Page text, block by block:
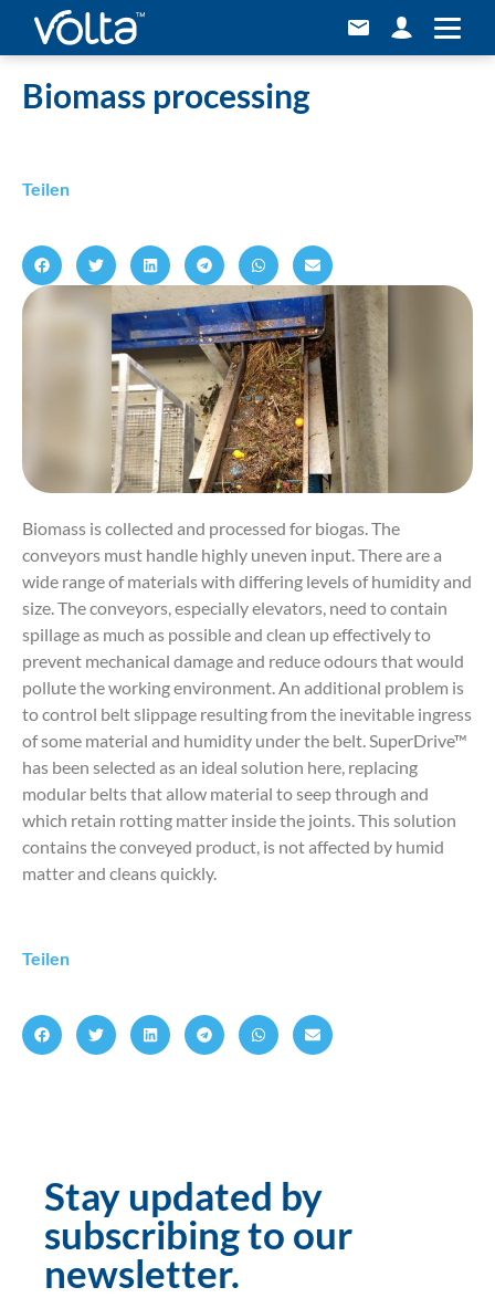
Home»Biomass processing
Biomass processing
Teilen
Biomass is collected and processed for biogas. The
conveyors must handle highly uneven input. There are a
wide range of materials with differing levels of humidity and
size. The conveyors, especially elevators, need to contain
spillage as much as possible and clean up effectively to
prevent mechanical damage and reduce odours that would
pollute the working environment. An additional problem is
to control belt slippage resulting from the inevitable ingress
of some material and humidity under the belt. SuperDrive™
has been selected as an ideal solution here, replacing
modular belts that allow material to seep through and
which retain rotting matter inside the joints. This solution
contains the conveyed product, is not affected by humid
matter and cleans quickly.
Teilen
Stay updated by
subscribing to our
newsletter.